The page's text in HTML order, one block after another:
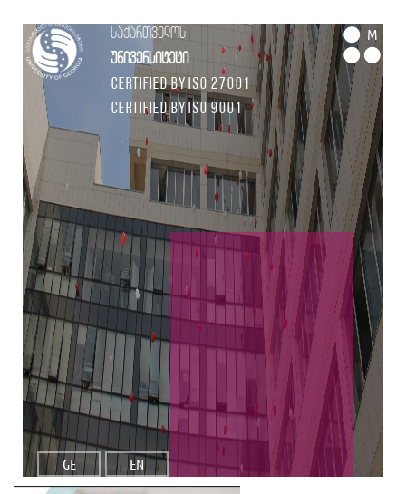
საქართველოს
უნივერსიტეტი
Certified by ISO 27001
Certified by ISO 9001
M
GE EN